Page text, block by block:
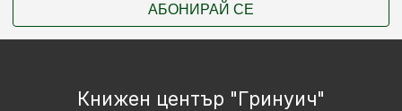
АБОНИРАЙ СЕ
Книжен център "Гринуич"